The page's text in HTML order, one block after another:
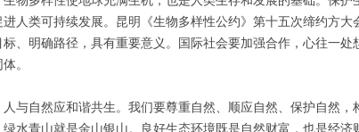
人类可持续发展。昆明《生物多样性公约》第十五次缔约方大
、明确路径，具有重要意义。国际社会要加强合作，心往一处
。
与自然应和谐共生。我们要尊重自然、顺应自然、保护自然，
水青山就是金山银山。良好生态环境既是自然财富，也是经济